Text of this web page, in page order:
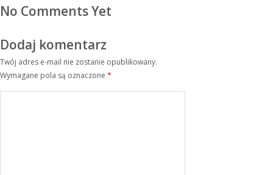
No Comments Yet
Dodaj komentarz
Twój adres e-mail nie zostanie opublikowany.
Wymagane pola są oznaczone *